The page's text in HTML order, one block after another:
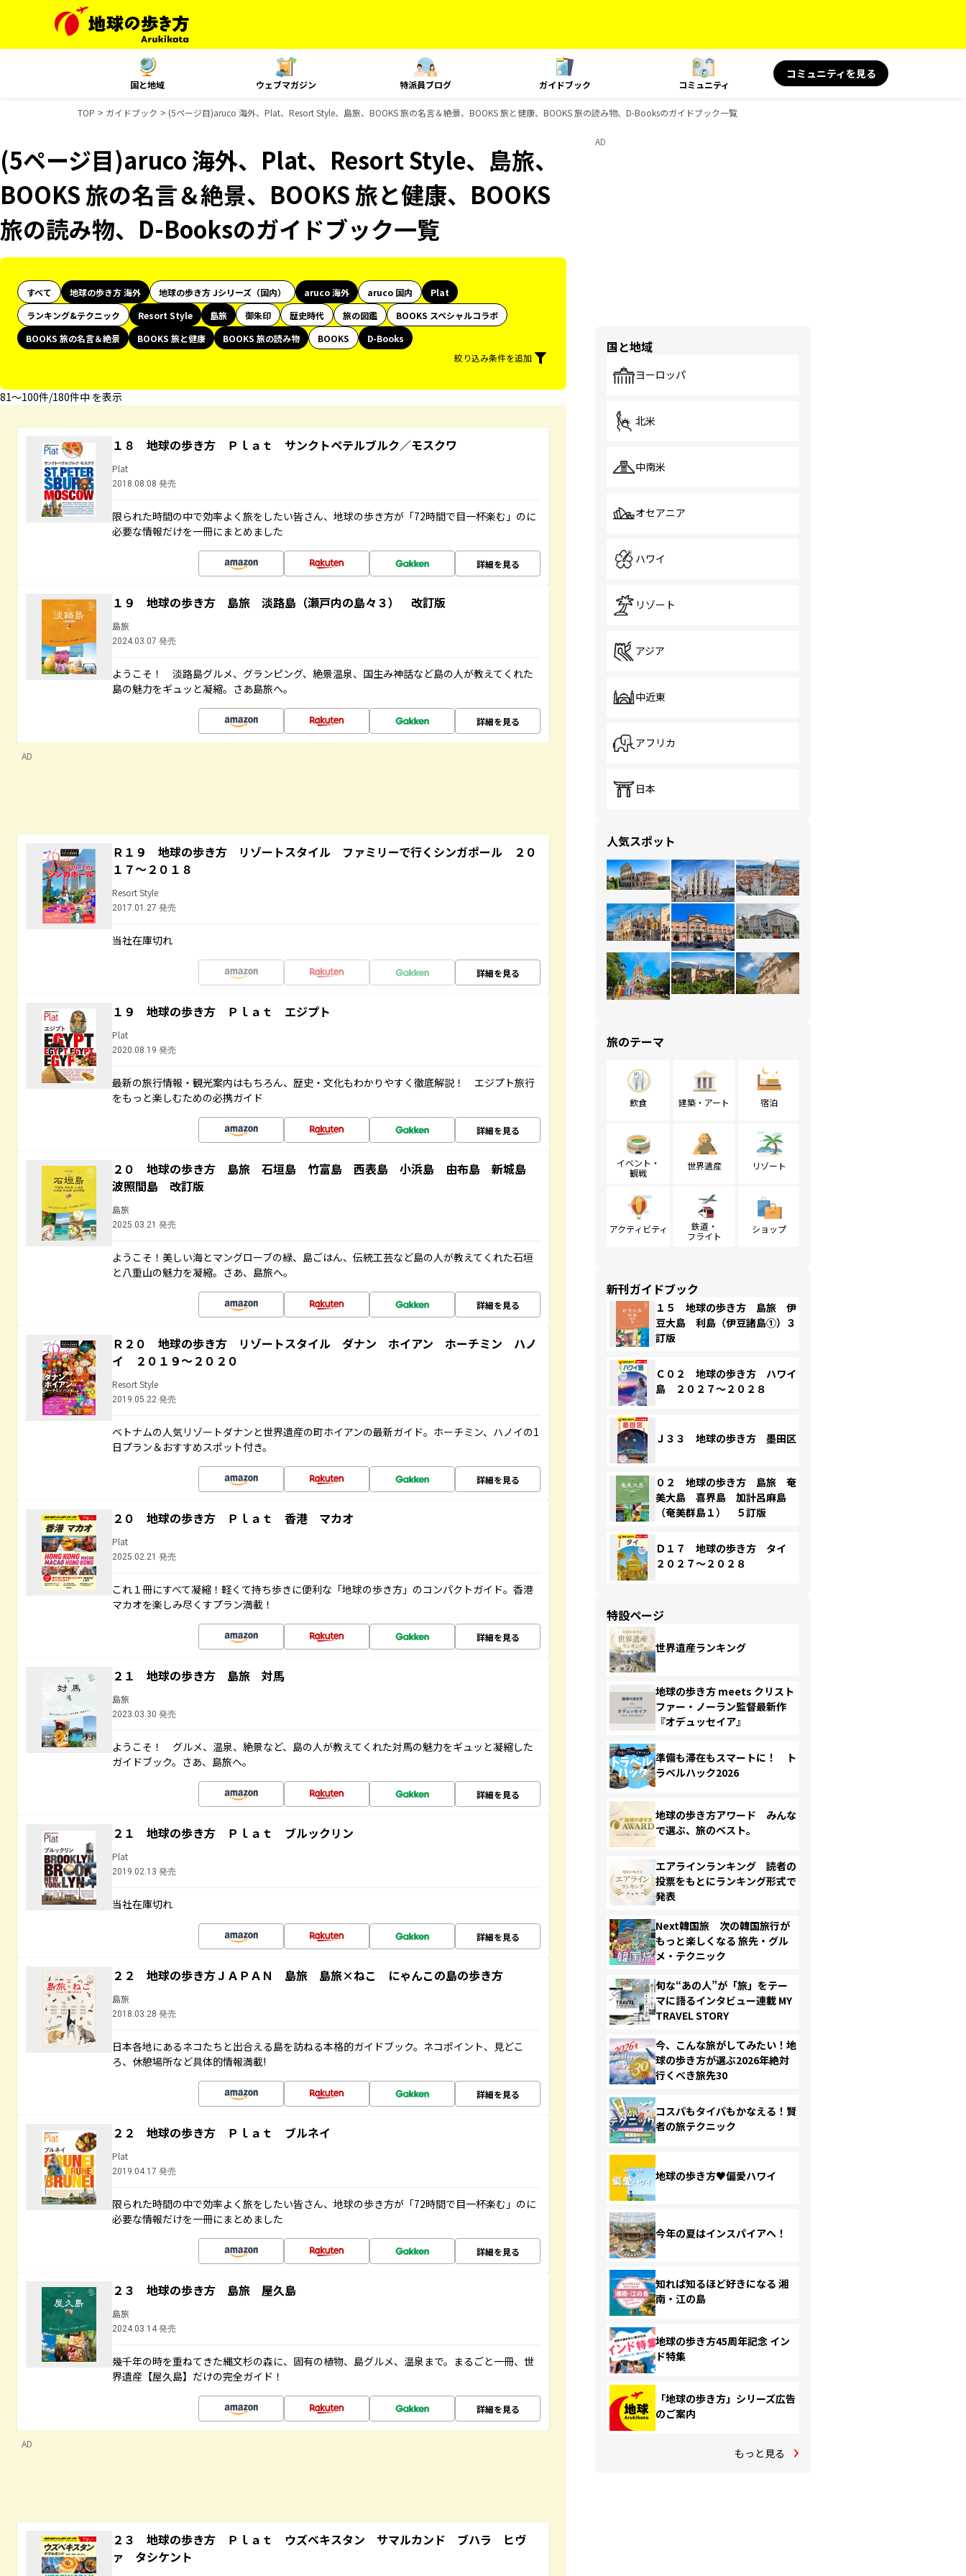
国と地域 ウェブマガジン 特派員ブログ ガイドブック コミュニティ
コミュニティを見る
TOP ガイドブック (5ページ目)aruco 海外、Plat、Resort Style、島旅、BOOKS 旅の名言＆絶景、BOOKS 旅と健康、BOOKS 旅の読み物、D-Booksのガイドブック一覧
(5ページ目)aruco 海外、Plat、Resort Style、島旅、
BOOKS 旅の名言＆絶景、BOOKS 旅と健康、BOOKS
旅の読み物、D-Booksのガイドブック一覧
すべて 地球の歩き方 海外 地球の歩き方 Jシリーズ（国内） aruco 海外 aruco 国内
Plat
ランキング&テクニック
Resort Style 島旅 御朱印 歴史時代 旅の図鑑
BOOKS スペシャルコラボ
BOOKS 旅の名言＆絶景
BOOKS 旅と健康 BOOKS 旅の読み物 BOOKS
D-Books
絞り込み条件を追加
81〜100件/180件中 を表示
１８ 地球の歩き方 Ｐｌａｔ サンクトペテルブルク／モスクワ
Plat
2018.08.08 発売
限られた時間の中で効率よく旅をしたい皆さん、地球の歩き方が「72時間で目一杯楽む」のに
必要な情報だけを一冊にまとめました
詳細を見る
１９ 地球の歩き方 島旅 淡路島（瀬戸内の島々３） 改訂版
島旅
2024.03.07 発売
ようこそ！ 淡路島グルメ、グランピング、絶景温泉、国生み神話など島の人が教えてくれた
島の魅力をギュッと凝縮。さあ島旅へ。
詳細を見る
AD
Ｒ１９ 地球の歩き方 リゾートスタイル ファミリーで行くシンガポール ２０
１７～２０１８
Resort Style
2017.01.27 発売
当社在庫切れ
詳細を見る
１９ 地球の歩き方 Ｐｌａｔ エジプト
Plat
2020.08.19 発売
最新の旅行情報・観光案内はもちろん、歴史・文化もわかりやすく徹底解説！ エジプト旅行
をもっと楽しむための必携ガイド
詳細を見る
２０ 地球の歩き方 島旅 石垣島 竹富島 西表島 小浜島 由布島 新城島
波照間島 改訂版
島旅
2025.03.21 発売
ようこそ！美しい海とマングローブの緑、島ごはん、伝統工芸など島の人が教えてくれた石垣
と八重山の魅力を凝縮。さあ、島旅へ。
詳細を見る
Ｒ２０ 地球の歩き方 リゾートスタイル ダナン ホイアン ホーチミン ハノ
イ ２０１９～２０２０
Resort Style
2019.05.22 発売
ベトナムの人気リゾートダナンと世界遺産の町ホイアンの最新ガイド。ホーチミン、ハノイの1
日プラン＆おすすめスポット付き。
詳細を見る
２０ 地球の歩き方 Ｐｌａｔ 香港 マカオ
Plat
2025.02.21 発売
これ１冊にすべて凝縮！軽くて持ち歩きに便利な「地球の歩き方」のコンパクトガイド。香港
マカオを楽しみ尽くすプラン満載！
詳細を見る
２１ 地球の歩き方 島旅 対馬
島旅
2023.03.30 発売
ようこそ！ グルメ、温泉、絶景など、島の人が教えてくれた対馬の魅力をギュッと凝縮した
ガイドブック。さあ、島旅へ。
詳細を見る
２１ 地球の歩き方 Ｐｌａｔ ブルックリン
Plat
2019.02.13 発売
当社在庫切れ
詳細を見る
２２ 地球の歩き方ＪＡＰＡＮ 島旅 島旅×ねこ にゃんこの島の歩き方
島旅
2018.03.28 発売
日本各地にあるネコたちと出合える島を訪ねる本格的ガイドブック。ネコポイント、見どこ
ろ、休憩場所など具体的情報満載!
詳細を見る
２２ 地球の歩き方 Ｐｌａｔ ブルネイ
Plat
2019.04.17 発売
限られた時間の中で効率よく旅をしたい皆さん、地球の歩き方が「72時間で目一杯楽む」のに
必要な情報だけを一冊にまとめました
詳細を見る
２３ 地球の歩き方 島旅 屋久島
島旅
2024.03.14 発売
幾千年の時を重ねてきた縄文杉の森に、固有の植物、島グルメ、温泉まで。まるごと一冊、世
界遺産【屋久島】だけの完全ガイド！
詳細を見る
AD
２３ 地球の歩き方 Ｐｌａｔ ウズベキスタン サマルカンド ブハラ ヒヴ
ァ タシケント
AD
国と地域
ヨーロッパ
北米
中南米
オセアニア
ハワイ
リゾート
アジア
中近東
アフリカ
日本
人気スポット
旅のテーマ
飲食 建築・アート 宿泊
イベント・
観戦
世界遺産 リゾート
アクティビティ
鉄道・
フライト
ショップ
新刊ガイドブック
１５ 地球の歩き方 島旅 伊
豆大島 利島（伊豆諸島①）３
訂版
Ｃ０２ 地球の歩き方 ハワイ
島 ２０２７～２０２８
Ｊ３３ 地球の歩き方 墨田区
０２ 地球の歩き方 島旅 奄
美大島 喜界島 加計呂麻島
（奄美群島１） ５訂版
Ｄ１７ 地球の歩き方 タイ
２０２７～２０２８
特設ページ
世界遺産ランキング
地球の歩き方 meets クリスト
ファー・ノーラン監督最新作
『オデュッセイア』
準備も滞在もスマートに！ ト
ラベルハック2026
地球の歩き方アワード みんな
で選ぶ、旅のベスト。
エアラインランキング 読者の
投票をもとにランキング形式で
発表
Next韓国旅 次の韓国旅行が
もっと楽しくなる 旅先・グル
メ・テクニック
旬な“あの人”が「旅」をテー
マに語るインタビュー連載 MY
TRAVEL STORY
今、こんな旅がしてみたい！地
球の歩き方が選ぶ2026年絶対
行くべき旅先30
コスパもタイパもかなえる！賢
者の旅テクニック
地球の歩き方♥偏愛ハワイ
今年の夏はインスパイアへ！
知れば知るほど好きになる 湘
南・江の島
地球の歩き方45周年記念 イン
ド特集
「地球の歩き方」シリーズ広告
のご案内
もっと見る